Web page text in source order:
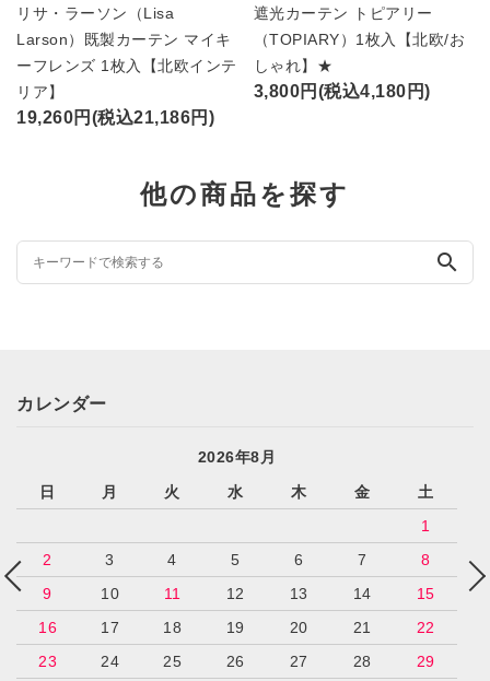
リサ・ラーソン（Lisa
Larson）既製カーテン マイキ
ーフレンズ 1枚入【北欧インテ
リア】
19,260円(税込21,186円)
遮光カーテン トピアリー
（TOPIARY）1枚入【北欧/お
しゃれ】★
3,800円(税込4,180円)
他の商品を探す
search
カレンダー
2026年8月
日
月 火 水 木 金
土
1
2
3 4 5 6 7
8
9
10 11 12 13 14
15
16
17 18 19 20 21
22
23
24 25 26 27 28
29